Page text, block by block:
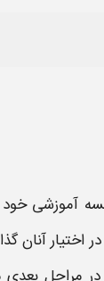
آموزشیخود
اختیار آنان